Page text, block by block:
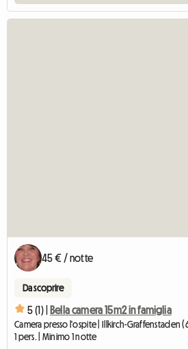
45 € / notte
Da scoprire
5 (1) | Bella camera 15m2 in famiglia
Camera presso l'ospite | Illkirch-Graffenstaden
1 pers. | Minimo 1 notte